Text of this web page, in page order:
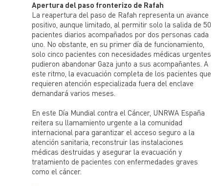
Apertura del paso fronterizo de Rafah
La reapertura del paso de Rafah representa un avance
positivo, aunque limitado, al permitir solo la salida de 50
pacientes diarios acompañados por dos personas cada
uno. No obstante, en su primer día de funcionamiento,
solo cinco pacientes con necesidades médicas urgentes
pudieron abandonar Gaza junto a sus acompañantes. A
este ritmo, la evacuación completa de los pacientes que
requieren atención especializada fuera del enclave
demandará varios meses.
En este Día Mundial contra el Cáncer, UNRWA España
reitera su llamamiento urgente a la comunidad
internacional para garantizar el acceso seguro a la
atención sanitaria, reconstruir las instalaciones
médicas destruidas y asegurar la evacuación y
tratamiento de pacientes con enfermedades graves
como el cáncer.